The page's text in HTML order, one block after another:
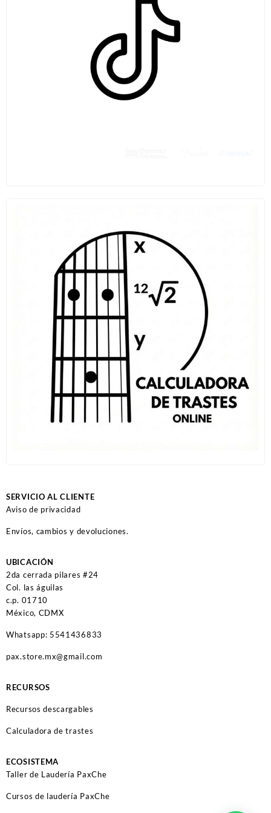
SERVICIO AL CLIENTE
Aviso de privacidad
Envíos, cambios y devoluciones.
UBICACIÓN
2da cerrada pilares #24
Col. las águilas
c.p. 01710
México, CDMX
Whatsapp: 5541436833
pax.store.mx@gmail.com
RECURSOS
Recursos descargables
Calculadora de trastes
ECOSISTEMA
Taller de Laudería PaxChe
Cursos de laudería PaxChe